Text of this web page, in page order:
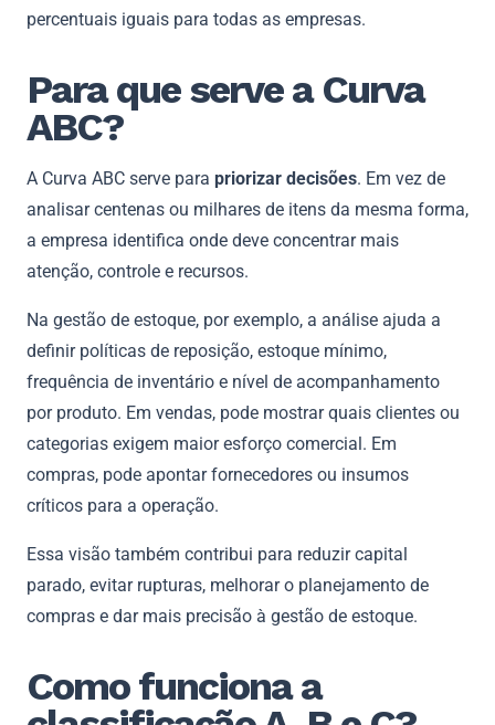
percentuais iguais para todas as empresas.
Para que serve a Curva
ABC?
A Curva ABC serve para priorizar decisões. Em vez de
analisar centenas ou milhares de itens da mesma forma,
a empresa identifica onde deve concentrar mais
atenção, controle e recursos.
Na gestão de estoque, por exemplo, a análise ajuda a
definir políticas de reposição, estoque mínimo,
frequência de inventário e nível de acompanhamento
por produto. Em vendas, pode mostrar quais clientes ou
categorias exigem maior esforço comercial. Em
compras, pode apontar fornecedores ou insumos
críticos para a operação.
Essa visão também contribui para reduzir capital
parado, evitar rupturas, melhorar o planejamento de
compras e dar mais precisão à gestão de estoque.
Como funciona a